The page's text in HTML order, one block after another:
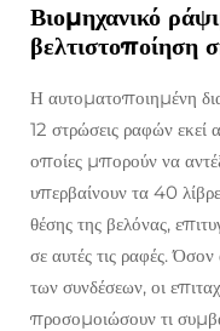
Βιομηχανικό
βελτιστοποίηση
Η αυτοματοποιημένη
12 στρώσεις ραφών εκεί
οποίες μπορούν να
υπερβαίνουν τα 40
θέσης της βελόνας,
σε αυτές τις ραφές.
των συνδέσεων, οι
προσομοιώσουν τι